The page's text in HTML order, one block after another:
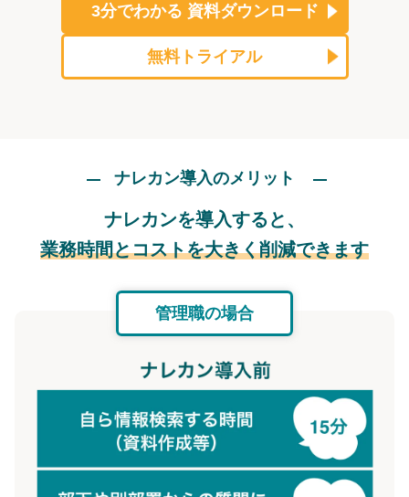
3分でわかる 資料ダウンロード
無料トライアル
ナレカン導入のメリット
ナレカンを導入すると、
業務時間とコストを大きく削減できます
管理職の場合